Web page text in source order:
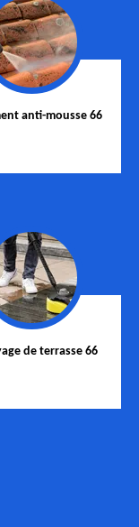
anti-mousse 66
de terrasse 66